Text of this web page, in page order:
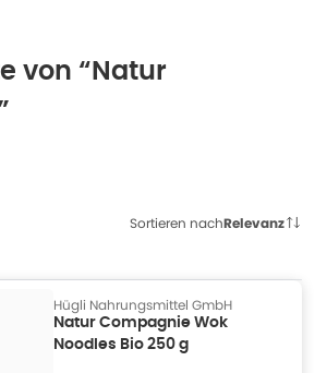
von “Natur
Sortieren nachRelevanz
Hügli Nahrungsmittel GmbH
Natur Compagnie Wok
Noodles Bio 250 g